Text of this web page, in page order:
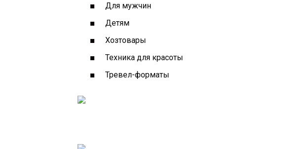
Для мужчин
Детям
Хозтовары
Техника для красоты
Тревел-форматы